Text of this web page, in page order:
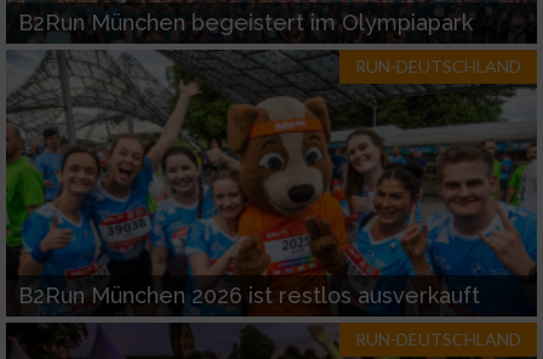
B2Run München begeistert im Olympiapark
RUN-DEUTSCHLAND
B2Run München 2026 ist restlos ausverkauft
RUN-DEUTSCHLAND